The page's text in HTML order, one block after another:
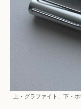
上・グラファイト、下・